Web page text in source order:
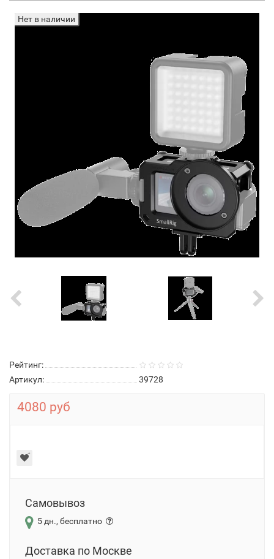
Нет в наличии
Рейтинг:
Артикул:
39728
4080 руб
Самовывоз
5 дн., бесплатно
Доставка по Москве